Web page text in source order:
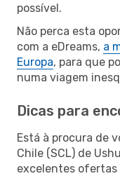
possível.
Não perca esta
com a eDreams, a
Europa, para que
numa viagem
Dicas para
Está à procura de
Chile (SCL) de
excelentes ofertas